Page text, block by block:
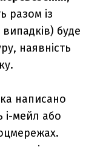
разом із
буде
наявність
написано
і-мейл або